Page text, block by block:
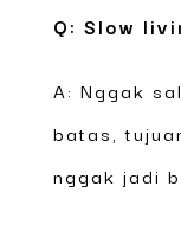
Q: Slow
A: Nggak
batas,
nggak jadi